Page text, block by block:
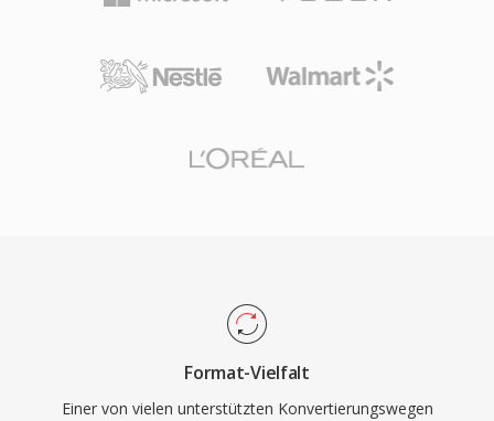
Format-Vielfalt
Einer von vielen unterstützten Konvertierungswegen